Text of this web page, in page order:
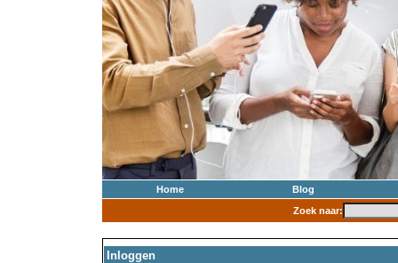
Home
Blog
Zoek naar:
Inloggen